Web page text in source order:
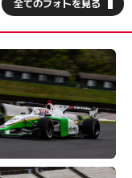
全てのフォトを見る